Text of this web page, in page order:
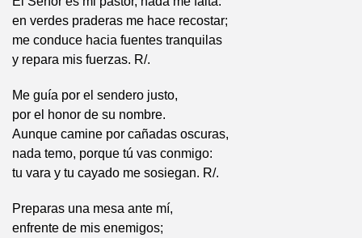
en verdes praderas me hace recostar;
me conduce hacia fuentes tranquilas
y repara mis fuerzas. R/.
Me guía por el sendero justo,
por el honor de su nombre.
Aunque camine por cañadas oscuras,
nada temo, porque tú vas conmigo:
tu vara y tu cayado me sosiegan. R/.
Preparas una mesa ante mí,
enfrente de mis enemigos;